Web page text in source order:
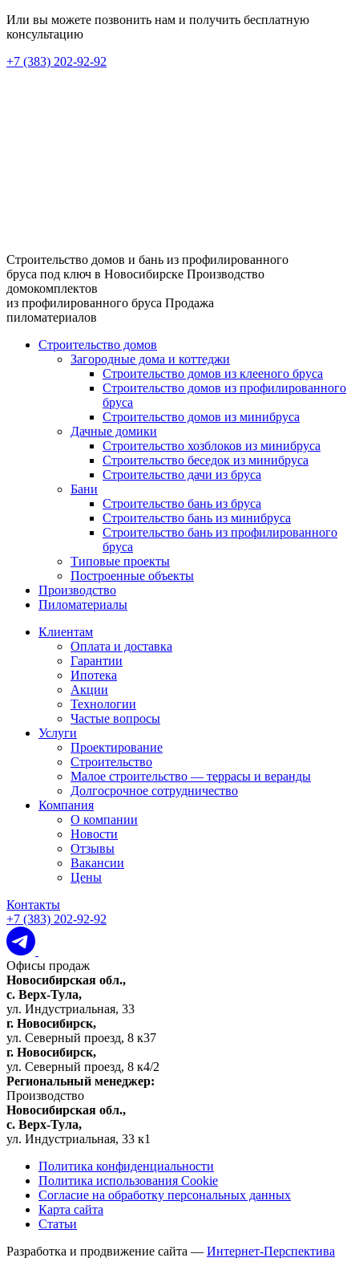
Или вы можете позвонить нам и получить бесплатную
консультацию
+7 (383) 202-92-92
Строительство домов и бань из профилированного
бруса под ключ в Новосибирске Производство
домокомплектов
из профилированного бруса Продажа
пиломатериалов
Строительство домов
Загородные дома и коттеджи
Строительство домов из клееного бруса
Строительство домов из профилированного
бруса
Строительство домов из минибруса
Дачные домики
Строительство хозблоков из минибруса
Строительство беседок из минибруса
Строительство дачи из бруса
Бани
Строительство бань из бруса
Строительство бань из минибруса
Строительство бань из профилированного
бруса
Типовые проекты
Построенные объекты
Производство
Пиломатериалы
Клиентам
Оплата и доставка
Гарантии
Ипотека
Акции
Технологии
Частые вопросы
Услуги
Проектирование
Строительство
Малое строительство — террасы и веранды
Долгосрочное сотрудничество
Компания
О компании
Новости
Отзывы
Вакансии
Цены
Контакты
+7 (383) 202-92-92
Офисы продаж
Новосибирская обл.,
c. Верх-Тула,
ул. Индустриальная, 33
г. Новосибирск,
ул. Северный проезд, 8 к37
г. Новосибирск,
ул. Северный проезд, 8 к4/2
Региональный менеджер:
Производство
Новосибирская обл.,
c. Верх-Тула,
ул. Индустриальная, 33 к1
Политика конфиденциальности
Политика использования Cookie
Согласие на обработку персональных данных
Карта сайта
Статьи
Разработка и продвижение сайта — Интернет-Перспектива